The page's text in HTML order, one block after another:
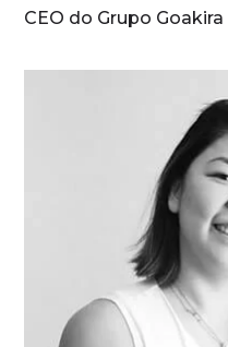
CEO do Grupo Goakira